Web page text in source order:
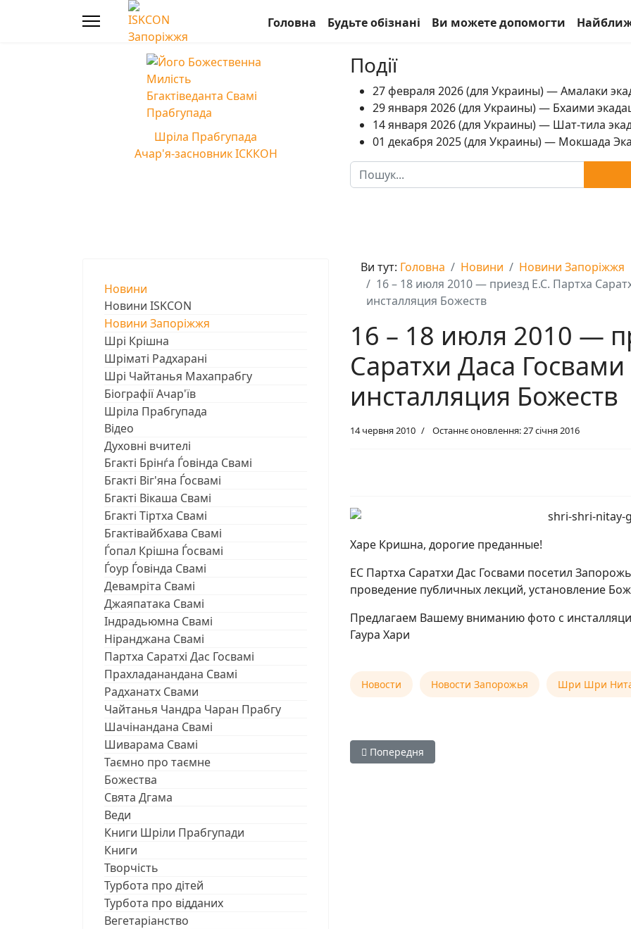
Головна Будьте обізнані Ви можете допомогти
Шріла Прабгупада
Ачар'я-засновник ІСККОН
Події
27 февраля 2026 (для Украины) — Амалаки
29 января 2026 (для Украины) — Бхаими
14 января 2026 (для Украины) — Шат-тила
01 декабря 2025 (для Украины) — Мокшада
Пошук
Новини
Новини ISKCON
Новини Запоріжжя
Шрі Крішна
Шріматі Радхарані
Шрі Чайтанья Махапрабгу
Біографії Ачар'їв
Шріла Прабгупада
Відео
Духовні вчителі
Бгакті Брінѓа Ѓовінда Свамі
Бгакті Віг'яна Ѓосвамі
Бгакті Вікаша Свамі
Бгакті Тіртха Свамі
Бгактівайбхава Свамі
Ѓопал Крішна Ѓосвамі
Ѓоур Ѓовінда Свамі
Девамріта Свамі
Джаяпатака Свамі
Індрадьюмна Свамі
Ніранджана Свамі
Партха Саратхі Дас Госвамі
Прахладанандана Свамі
Радханатх Свами
Чайтанья Чандра Чаран Прабгу
Шачінандана Свамі
Шиварама Свамі
Таємно про таємне
Божества
Свята Дгама
Веди
Книги Шріли Прабгупади
Книги
Творчість
Турбота про дітей
Турбота про відданих
Вегетаріанство
Ви тут: Головна Новини
Новини Запоріжжя
16 – 18 июля 2010 — приезд Е.С. Партха
инсталляция Божеств
16 – 18 июля 2010 —
Саратхи Даса
инсталляция Божеств
14 червня 2010 Останнє оновлення: 27 січня 2016
Харе Кришна, дорогие преданные!
ЕС Партха Саратхи Дас Госвами посетил
проведение публичных лекций, установление
Предлагаем Вашему вниманию фото с
Гаура Хари
Новости Новости Запорожья Шри Шри
Попередня стаття: 29 августа — начало обучения по
Попередня